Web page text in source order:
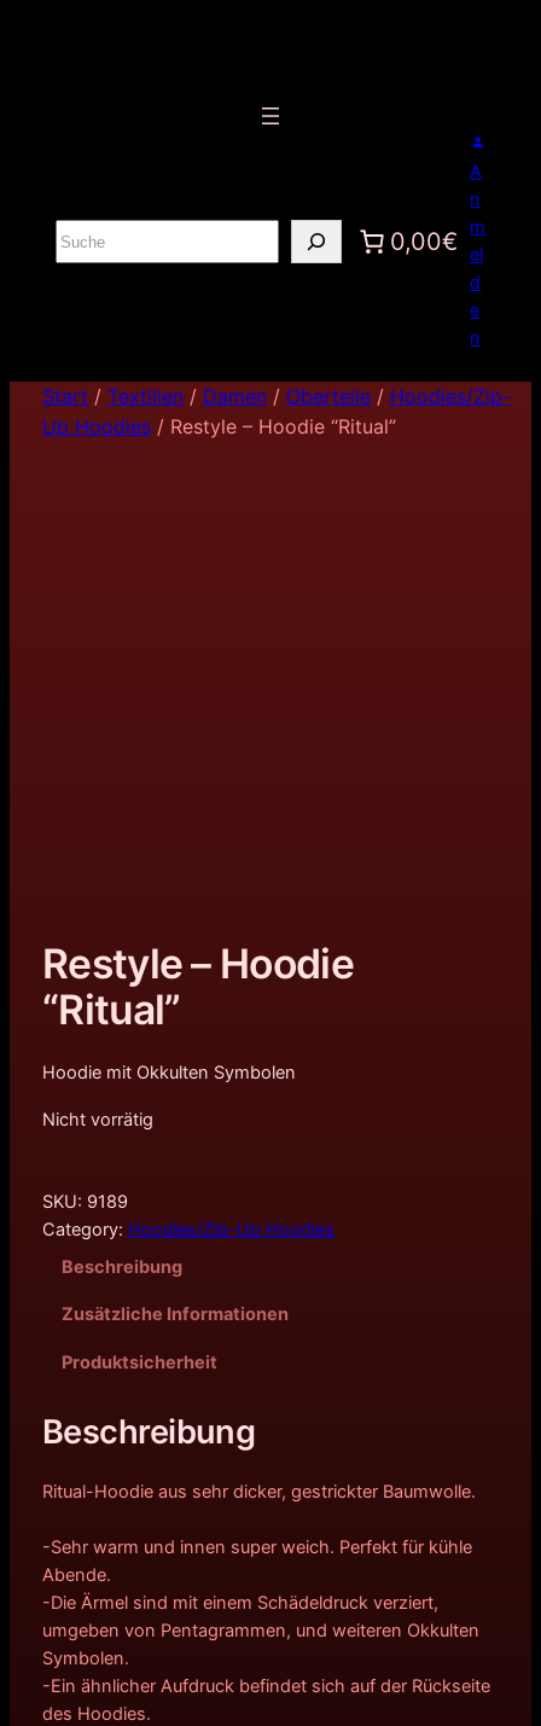
S
u
0,00€
A
n
m
el
d
e
n
Start / Textilien/ Damen/ Oberteile/ Hoodies/Zip-
Up Hoodies/ Restyle – Hoodie “Ritual”
Restyle – Hoodie
“Ritual”
Hoodie mit Okkulten Symbolen
Nicht vorrätig
SKU: 9189
Category: Hoodies/Zip-Up Hoodies
Beschreibung
Zusätzliche Informationen
Produktsicherheit
Beschreibung
Ritual-Hoodie aus sehr dicker, gestrickter Baumwolle.
-Sehr warm und innen super weich. Perfekt für kühle
Abende.
-Die Ärmel sind mit einem Schädeldruck verziert,
umgeben von Pentagrammen, und weiteren Okkulten
Symbolen.
-Ein ähnlicher Aufdruck befindet sich auf der Rückseite
des Hoodies.